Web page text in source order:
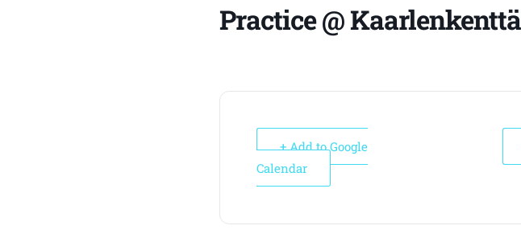
Practice @ Kaarlenkenttä
+ Add to Google
Calendar